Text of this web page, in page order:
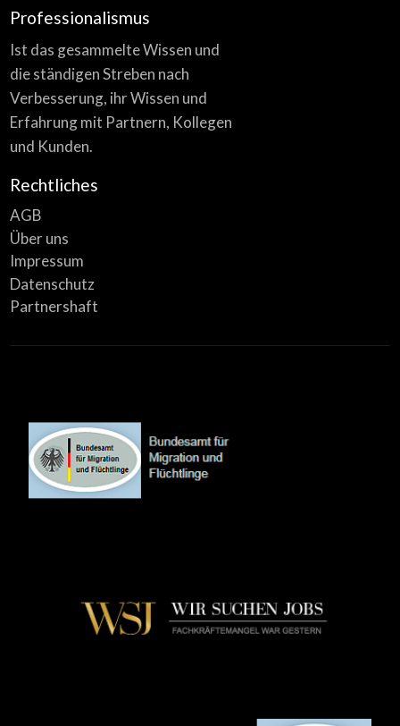
Professionalismus
Ist das gesammelte Wissen und
die ständigen Streben nach
Verbesserung, ihr Wissen und
Erfahrung mit Partnern, Kollegen
und Kunden.
Rechtliches
AGB
Über uns
Impressum
Datenschutz
Partnershaft